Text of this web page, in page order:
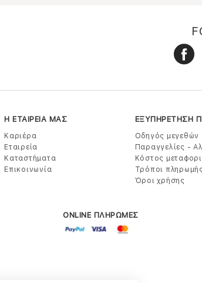
Η ΕΤΑΙΡΕΙΑ ΜΑΣ
Καριέρα
Εταιρεία
Καταστήματα
Επικοινωνία
ΕΞΥΠΗΡΕΤΗΣΗ
Οδηγός μεγεθών
Παραγγελίες -
Κόστος
Τρόποι
Όροι χρήσης
ONLINE ΠΛΗΡΩΜΕΣ